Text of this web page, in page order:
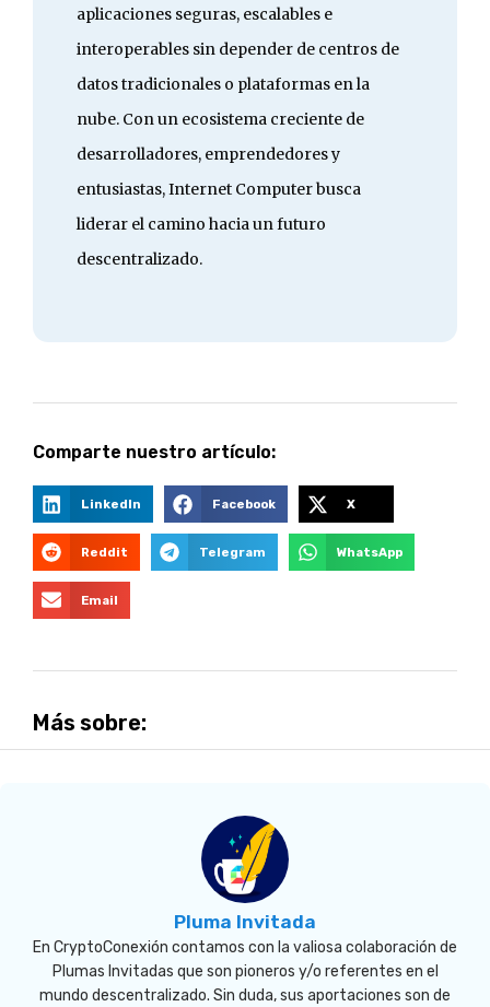
aplicaciones seguras, escalables e
interoperables sin depender de centros de
datos tradicionales o plataformas en la
nube. Con un ecosistema creciente de
desarrolladores, emprendedores y
entusiastas, Internet Computer busca
liderar el camino hacia un futuro
descentralizado.
Comparte nuestro artículo:
LinkedIn Facebook X
Reddit Telegram WhatsApp
Email
Más sobre:
Pluma Invitada
En CryptoConexión contamos con la valiosa colaboración de
Plumas Invitadas que son pioneros y/o referentes en el
mundo descentralizado. Sin duda, sus aportaciones son de